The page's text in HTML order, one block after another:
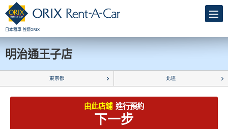
日本租車 首選ORIX
明治通王子店
東京都 北區
由此店鋪 進行預約
下一步